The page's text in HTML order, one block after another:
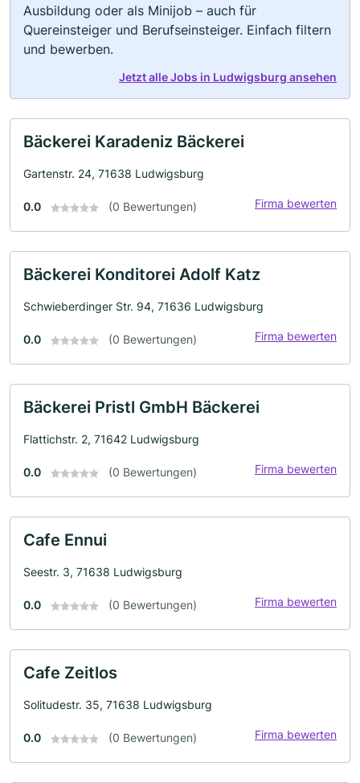
Ausbildung oder als Minijob – auch für
Quereinsteiger und Berufseinsteiger. Einfach filtern
und bewerben.
Jetzt alle Jobs in Ludwigsburg ansehen
Bäckerei Karadeniz Bäckerei
Gartenstr. 24, 71638 Ludwigsburg
0.0 (0 Bewertungen) Firma bewerten
Bäckerei Konditorei Adolf Katz
Schwieberdinger Str. 94, 71636 Ludwigsburg
0.0 (0 Bewertungen) Firma bewerten
Bäckerei Pristl GmbH Bäckerei
Flattichstr. 2, 71642 Ludwigsburg
0.0 (0 Bewertungen) Firma bewerten
Cafe Ennui
Seestr. 3, 71638 Ludwigsburg
0.0 (0 Bewertungen) Firma bewerten
Cafe Zeitlos
Solitudestr. 35, 71638 Ludwigsburg
0.0 (0 Bewertungen) Firma bewerten